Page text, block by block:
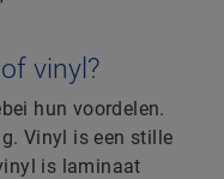
vinyl?
hun voordelen.
Vinyl is een stille
is laminaat